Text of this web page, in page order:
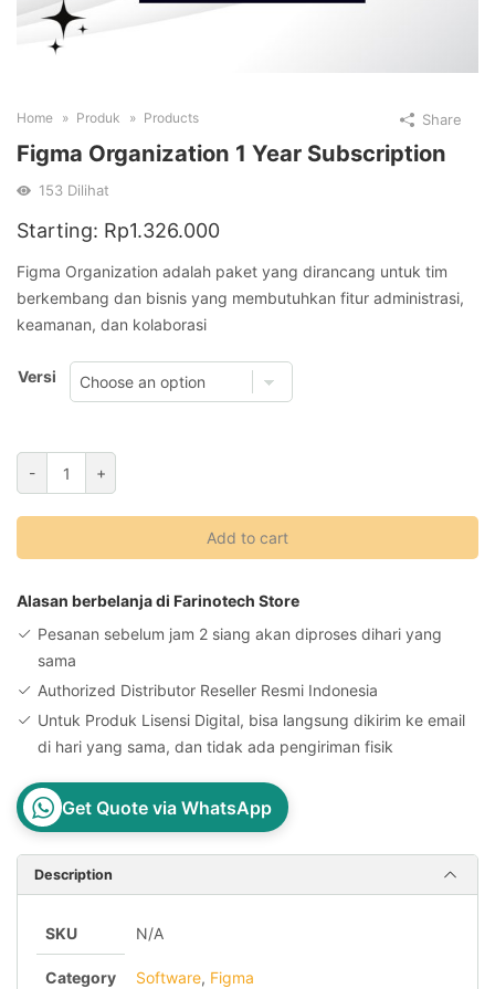
Home Produk Products
Figma Organization 1 Year Subscription
153 Dilihat
Starting: Rp1.326.000
Figma Organization adalah paket yang dirancang untuk tim
berkembang dan bisnis yang membutuhkan fitur administrasi,
keamanan, dan kolaborasi
Versi
-
Organization
1
quantity
+
Add to cart
Alasan berbelanja di Farinotech Store
Pesanan sebelum jam 2 siang akan diproses dihari yang
sama
Authorized Distributor Reseller Resmi Indonesia
Untuk Produk Lisensi Digital, bisa langsung dikirim ke email
di hari yang sama, dan tidak ada pengiriman fisik
Get Quote via WhatsApp
Share
Description
SKU N/A
Category Software, Figma